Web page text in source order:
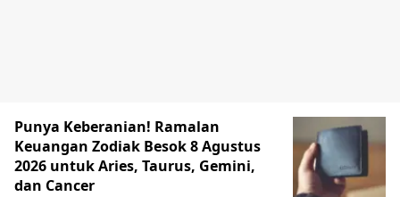
Punya Keberanian! Ramalan
Keuangan Zodiak Besok 8 Agustus
2026 untuk Aries, Taurus, Gemini,
dan Cancer